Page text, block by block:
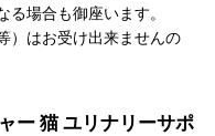
場合も御座います。
）はお受け出来ませんの
ー 猫 ユリナリーサポ